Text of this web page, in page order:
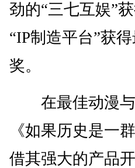
劲的“三七互娱”
“IP制造平台”获
奖。
在最佳动漫与
《如果历史是一
借其强大的产品